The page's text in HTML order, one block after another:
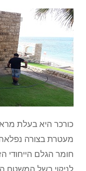
כורכר היא בעלת
מעטרת בצורה נפלאה
חומר הגלם